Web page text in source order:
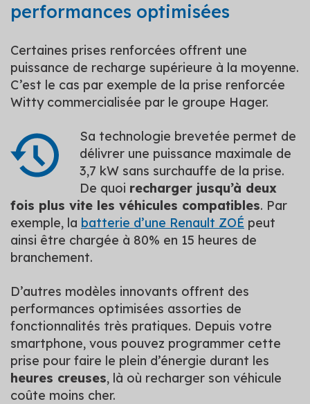
performances optimisées
Certaines prises renforcées offrent une
puissance de recharge supérieure à la moyenne.
C’est le cas par exemple de la prise renforcée
Witty commercialisée par le groupe Hager.
Sa technologie brevetée permet de
délivrer une puissance maximale de
3,7 kW sans surchauffe de la prise.
De quoi recharger jusqu’à deux
fois plus vite les véhicules compatibles. Par
exemple, la batterie d’une Renault ZOÉ peut
ainsi être chargée à 80% en 15 heures de
branchement.
D’autres modèles innovants offrent des
performances optimisées assorties de
fonctionnalités très pratiques. Depuis votre
smartphone, vous pouvez programmer cette
prise pour faire le plein d’énergie durant les
heures creuses, là où recharger son véhicule
coûte moins cher.